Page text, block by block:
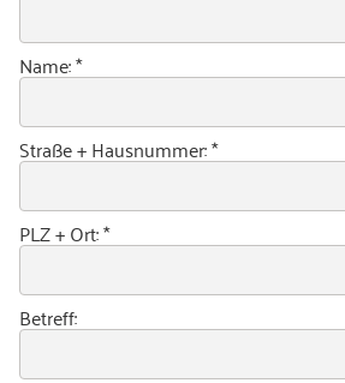
Name:*
Straße + Hausnummer:*
PLZ + Ort:*
Betreff: